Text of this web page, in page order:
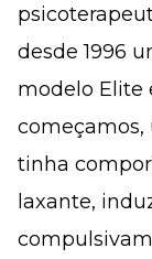
desde 1996
modelo Elite
tinha
laxante,